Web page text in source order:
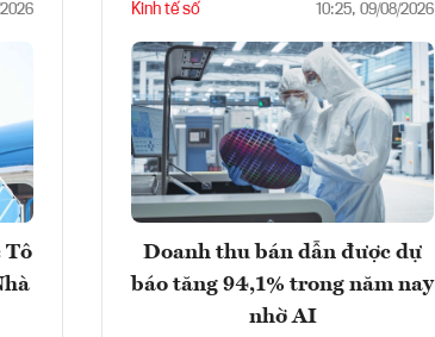
Tô
Kinh tế số 10:25, 09/08/2026
Doanh thu bán dẫn được dự
báo tăng 94,1% trong năm nay
nhờ AI